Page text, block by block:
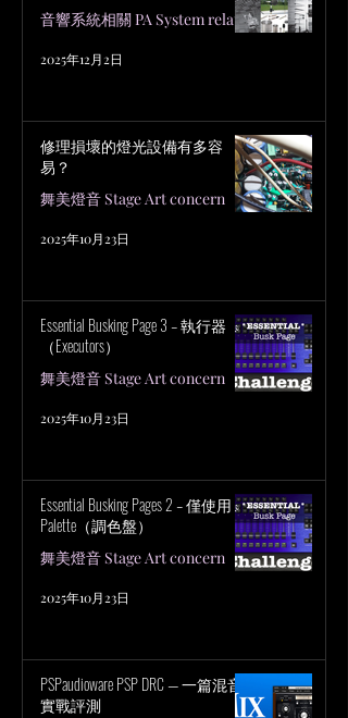
音響系統相關 PA System related
2025年12月2日
修理損壞的燈光設備有多容
易？
舞美燈音 Stage Art concern
2025年10月23日
Essential Busking Page 3 – 執行器
（Executors）
舞美燈音 Stage Art concern
2025年10月23日
Essential Busking Pages 2 – 僅使用
Palette（調色盤）
舞美燈音 Stage Art concern
2025年10月23日
PSPaudioware PSP DRC — 一篇混音
實戰評測